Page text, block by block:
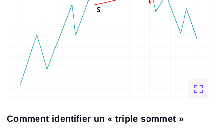
Comment identifier un « triple sommet »